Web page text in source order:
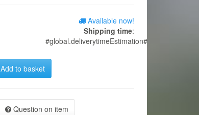
Available now!
Shipping time:
#global.deliverytimeEstimation#
Add to basket
Question on item